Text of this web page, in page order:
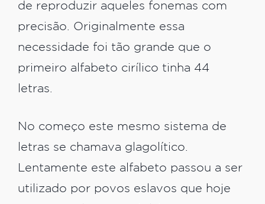
de reproduzir aqueles fonemas com
precisão. Originalmente essa
necessidade foi tão grande que o
primeiro alfabeto cirílico tinha 44
letras.
No começo este mesmo sistema de
letras se chamava glagolítico.
Lentamente este alfabeto passou a ser
utilizado por povos eslavos que hoje